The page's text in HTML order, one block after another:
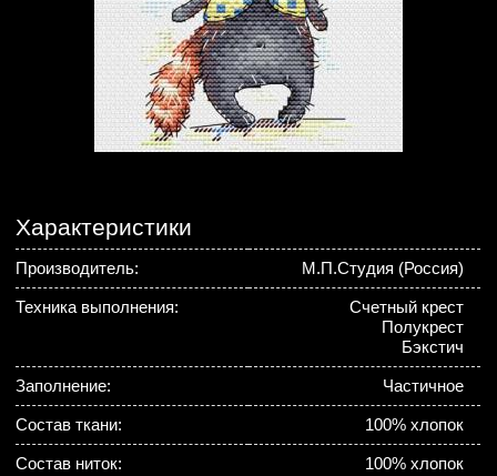
Характеристики
Производитель: М.П.Студия (Россия)
Техника выполнения:
Счетный крест
Полукрест
Бэкстич
Заполнение: Частичное
Состав ткани: 100% хлопок
Состав ниток: 100% хлопок